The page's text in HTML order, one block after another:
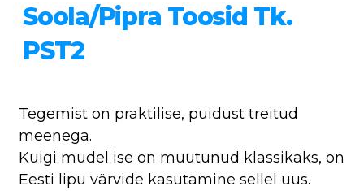
Soola/pipra Toosid Tk.
PST2
Tegemist on praktilise, puidust treitud
meenega.
Kuigi mudel ise on muutunud klassikaks, on
Eesti lipu värvide kasutamine sellel uus.